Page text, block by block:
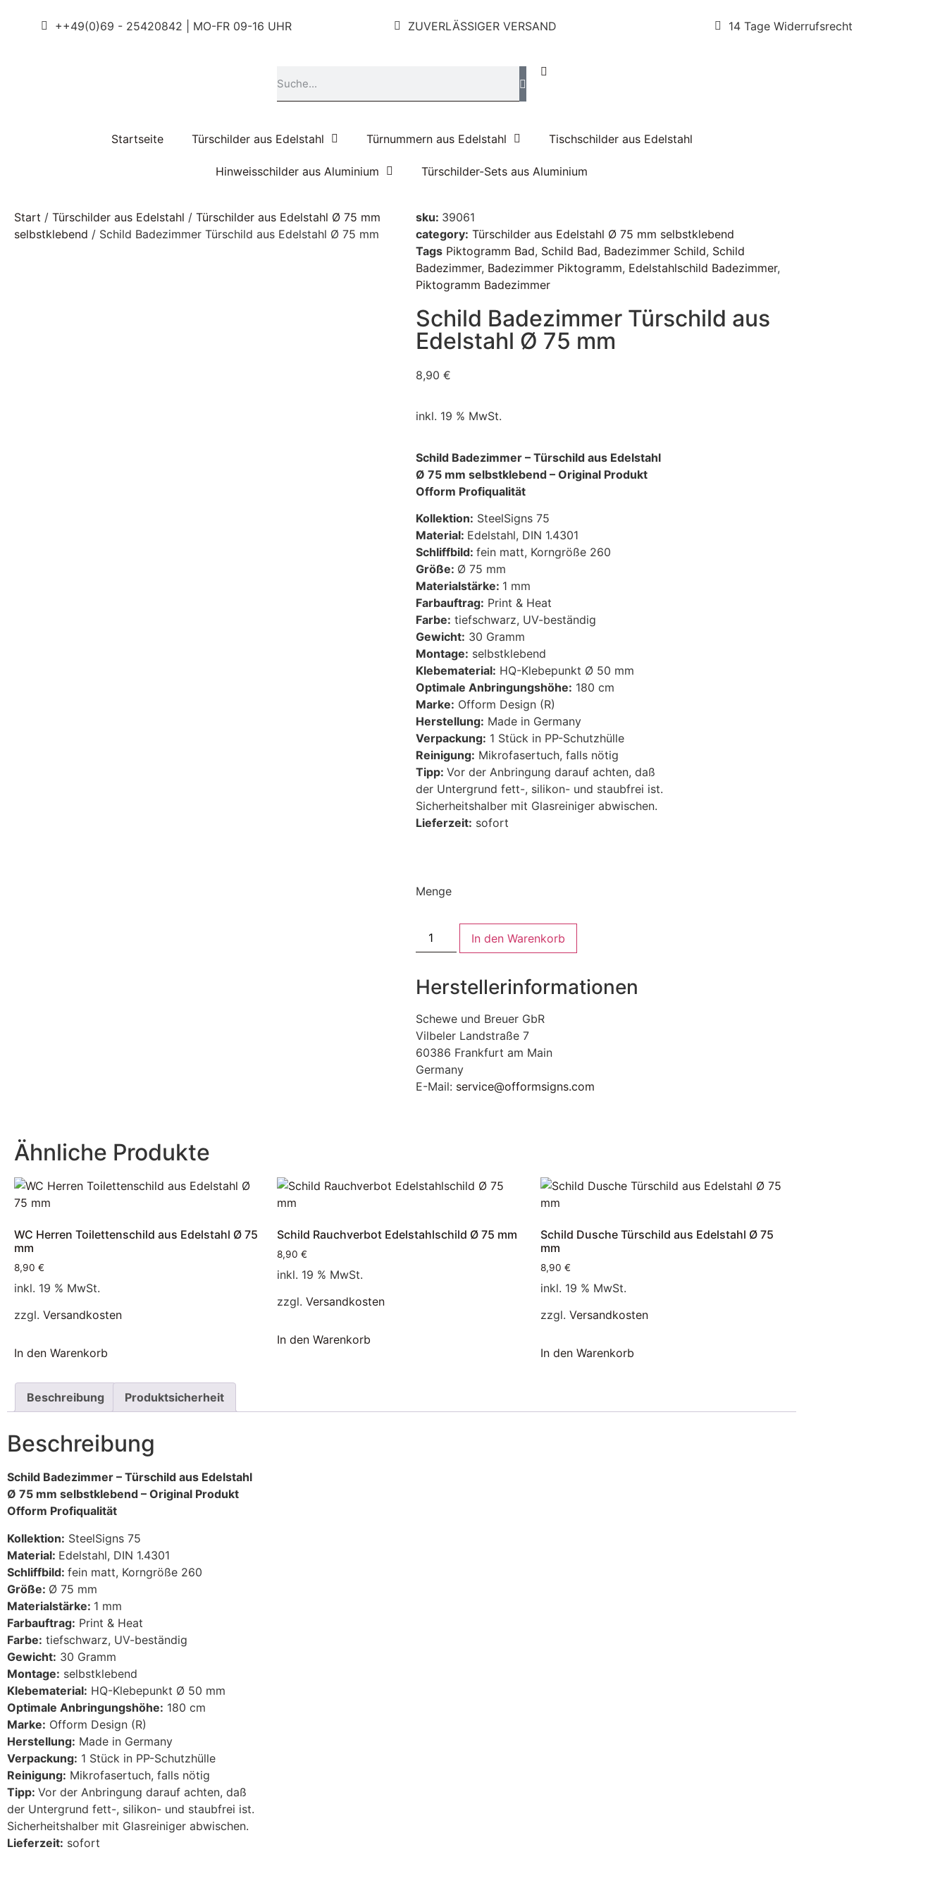
++49(0)69 - 25420842 | MO-FR 09-16 UHR ZUVERLÄSSIGER VERSAND 14 Tage Widerrufsrecht
Startseite Türschilder aus Edelstahl Türnummern aus Edelstahl Tischschilder aus Edelstahl
Hinweisschilder aus Aluminium Türschilder-Sets aus Aluminium
Start / Türschilder aus Edelstahl / Türschilder aus Edelstahl Ø 75 mm
selbstklebend / Schild Badezimmer Türschild aus Edelstahl Ø 75 mm
sku: 39061
category: Türschilder aus Edelstahl Ø 75 mm selbstklebend
Tags Piktogramm Bad, Schild Bad, Badezimmer Schild, Schild
Badezimmer, Badezimmer Piktogramm, Edelstahlschild Badezimmer,
Piktogramm Badezimmer
Schild Badezimmer Türschild aus
Edelstahl Ø 75 mm
8,90 €
inkl. 19 % MwSt.
Schild Badezimmer – Türschild aus Edelstahl
Ø 75 mm selbstklebend – Original Produkt
Ofform Profiqualität
Kollektion: SteelSigns 75
Material: Edelstahl, DIN 1.4301
Schliffbild: fein matt, Korngröße 260
Größe: Ø 75 mm
Materialstärke: 1 mm
Farbauftrag: Print & Heat
Farbe: tiefschwarz, UV-beständig
Gewicht: 30 Gramm
Montage: selbstklebend
Klebematerial: HQ-Klebepunkt Ø 50 mm
Optimale Anbringungshöhe: 180 cm
Marke: Ofform Design (R)
Herstellung: Made in Germany
Verpackung: 1 Stück in PP-Schutzhülle
Reinigung: Mikrofasertuch, falls nötig
Tipp: Vor der Anbringung darauf achten, daß
der Untergrund fett-, silikon- und staubfrei ist.
Sicherheitshalber mit Glasreiniger abwischen.
Lieferzeit: sofort
Menge
In den Warenkorb
Herstellerinformationen
Schewe und Breuer GbR
Vilbeler Landstraße 7
60386 Frankfurt am Main
Germany
E-Mail: service@offormsigns.com
Ähnliche Produkte
WC Herren Toilettenschild aus Edelstahl Ø 75
mm
8,90 €
inkl. 19 % MwSt.
zzgl. Versandkosten
In den Warenkorb
Schild Rauchverbot Edelstahlschild Ø 75 mm
8,90€
inkl. 19 % MwSt.
zzgl.Versandkosten
In den Warenkorb
Schild Dusche Türschild aus Edelstahl Ø 75
mm
8,90 €
inkl. 19 % MwSt.
zzgl. Versandkosten
In den Warenkorb
Beschreibung Produktsicherheit
Beschreibung
Schild Badezimmer – Türschild aus Edelstahl
Ø 75 mm selbstklebend – Original Produkt
Ofform Profiqualität
Kollektion: SteelSigns 75
Material: Edelstahl, DIN 1.4301
Schliffbild: fein matt, Korngröße 260
Größe: Ø 75 mm
Materialstärke: 1 mm
Farbauftrag: Print & Heat
Farbe: tiefschwarz, UV-beständig
Gewicht: 30 Gramm
Montage: selbstklebend
Klebematerial: HQ-Klebepunkt Ø 50 mm
Optimale Anbringungshöhe: 180 cm
Marke: Ofform Design (R)
Herstellung: Made in Germany
Verpackung: 1 Stück in PP-Schutzhülle
Reinigung: Mikrofasertuch, falls nötig
Tipp: Vor der Anbringung darauf achten, daß
der Untergrund fett-, silikon- und staubfrei ist.
Sicherheitshalber mit Glasreiniger abwischen.
Lieferzeit: sofort